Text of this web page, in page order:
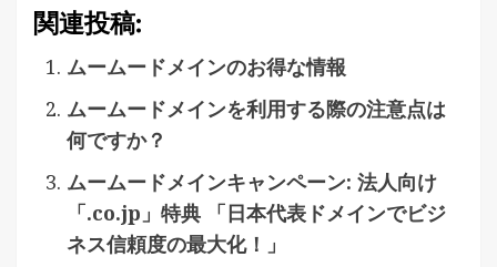
関連投稿:
ムームードメインのお得な情報
ムームードメインを利用する際の注意点は
何ですか？
ムームードメインキャンペーン: 法人向け
「.co.jp」特典 「日本代表ドメインでビジ
ネス信頼度の最大化！」